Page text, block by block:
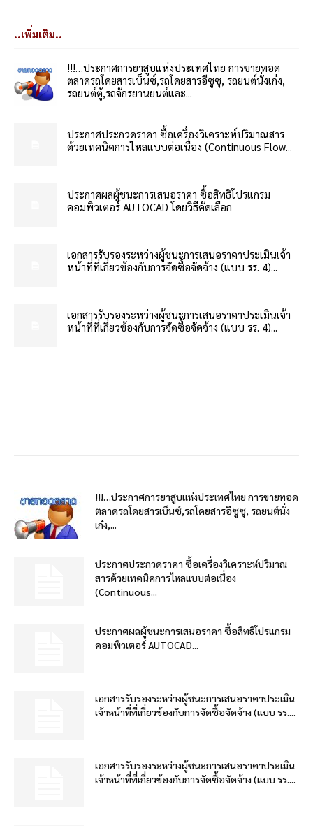
..เพิ่มเติม..
!!!…ประกาศการยาสูบแห่งประเทศไทย การขายทอด
ตลาดรถโดยสารเบ็นซ์,รถโดยสารอีซูซุ, รถยนต์นั่งเก๋ง,
รถยนต์ตู้,รถจักรยานยนต์และ...
ประกาศประกวดราคา ซื้อเครื่องวิเคราะห์ปริมาณสาร
ด้วยเทคนิคการไหลแบบต่อเนื่อง (Continuous Flow...
ประกาศผลผู้ชนะการเสนอราคา ซื้อสิทธิโปรแกรม
คอมพิวเตอร์ AUTOCAD โดยวิธีคัดเลือก
เอกสารรับรองระหว่างผู้ชนะการเสนอราคาประเมินเจ้า
หน้าที่ที่เกี่ยวข้องกับการจัดซื้อจัดจ้าง (แบบ รร. 4)...
เอกสารรับรองระหว่างผู้ชนะการเสนอราคาประเมินเจ้า
หน้าที่ที่เกี่ยวข้องกับการจัดซื้อจัดจ้าง (แบบ รร. 4)...
!!!…ประกาศการยาสูบแห่งประเทศไทย การขายทอด
ตลาดรถโดยสารเบ็นซ์,รถโดยสารอีซูซุ, รถยนต์นั่ง
เก๋ง,...
ประกาศประกวดราคา ซื้อเครื่องวิเคราะห์ปริมาณ
สารด้วยเทคนิคการไหลแบบต่อเนื่อง
(Continuous...
ประกาศผลผู้ชนะการเสนอราคา ซื้อสิทธิโปรแกรม
คอมพิวเตอร์ AUTOCAD...
เอกสารรับรองระหว่างผู้ชนะการเสนอราคาประเมิน
เจ้าหน้าที่ที่เกี่ยวข้องกับการจัดซื้อจัดจ้าง (แบบ รร....
เอกสารรับรองระหว่างผู้ชนะการเสนอราคาประเมิน
เจ้าหน้าที่ที่เกี่ยวข้องกับการจัดซื้อจัดจ้าง (แบบ รร....